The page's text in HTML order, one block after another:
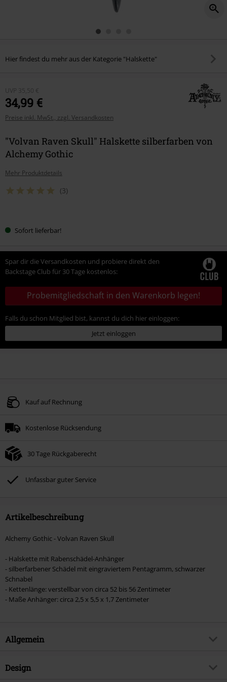
Hier findest du mehr aus der Kategorie "Halskette"
UVP 35,50 €
34,99 €
Preise inkl. MwSt., zzgl. Versandkosten
"Volvan Raven Skull" Halskette silberfarben von
Alchemy Gothic
Mehr Produktdetails
(3)
deineSofort lieferbar!
Spar dir die Versandkosten und probiere direkt den
Backstage Club für 30 Tage kostenlos:
Probemitgliedschaft in den Warenkorb legen!
Falls du schon Mitglied bist, kannst du dich hier einloggen:
Jetzt einloggen
Kauf auf Rechnung
Kostenlose Rücksendung
30 Tage Rückgaberecht
Unfassbar guter Service
Artikelbeschreibung
Alchemy Gothic - Volvan Raven Skull
- Halskette mit Rabenschädel-Anhänger
- silberfarbener Schädel mit eingraviertem Pentagramm, schwarzer
Schnabel
- Kettenlänge: verstellbar von circa 52 bis 56 Zentimeter
- Maße Anhänger: circa 2,5 x 5,5 x 1,7 Zentimeter
Allgemein
Artikelnummer:
Design